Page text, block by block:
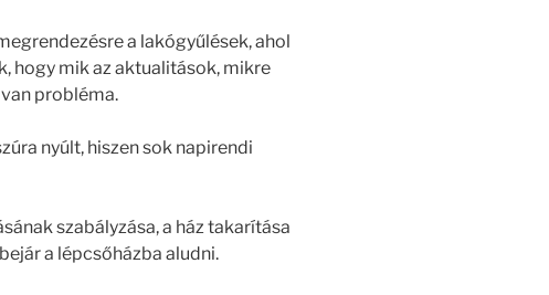
a lakógyűlések, ahol
hogy mik az aktualitások, mikre
probléma.
nyúlt, hiszen sok napirendi
szabályzása, a ház takarítása
a lépcsőházba aludni.